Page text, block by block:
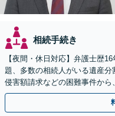
相続手続き
【夜間・休日対応】弁護士歴
題、多数の相続人がいる遺産
侵害額請求などの困難事件か
途不明金の調査まで、全般の